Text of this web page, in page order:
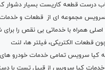
درست قطعه کاریست بسیار دشوار
سرویس مجموعه ای از قطعات و
همراه با خدماتی بی نقص را برای
قطعات الکتریکی، فیلتر ها، لنت
کیا سرویس تمامی خدمات خودرو
کیا سرویس از قبیل تست با